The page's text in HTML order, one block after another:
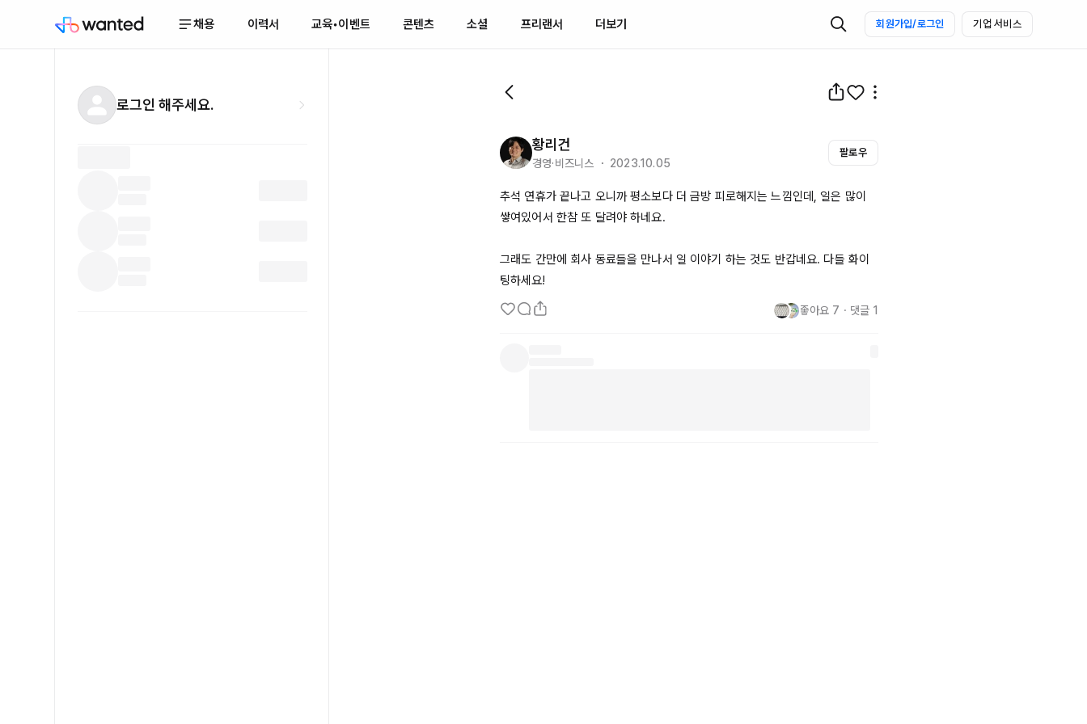
채용 이력서 교육•이벤트 콘텐츠 소셜 프리랜서 더보기 회원가입/로그인 기업 서비스
로그인 해주세요.
황리건
경영·비즈니스 ・ 2023.10.05
팔로우
추석 연휴가 끝나고 오니까 평소보다 더 금방 피로해지는 느낌인데, 일은 많이
쌓여있어서 한참 또 달려야 하네요.
그래도 간만에 회사 동료들을 만나서 일 이야기 하는 것도 반갑네요. 다들 화이
팅하세요!
좋아요 7 ・ 댓글 1